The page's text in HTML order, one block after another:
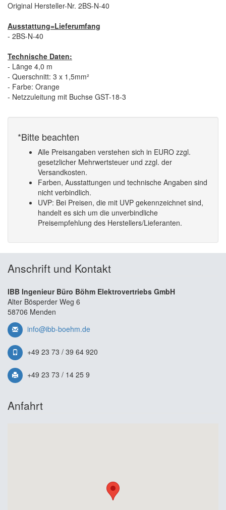
Original Hersteller-Nr. 2BS-N-40
Ausstattung=Lieferumfang
- 2BS-N-40
Technische Daten:
- Länge 4,0 m
- Querschnitt: 3 x 1,5mm²
- Farbe: Orange
- Netzzuleitung mit Buchse GST-18-3
*Bitte beachten
Alle Preisangaben verstehen sich in EURO zzgl.
gesetzlicher Mehrwertsteuer und zzgl. der
Versandkosten.
Farben, Ausstattungen und technische Angaben sind
nicht verbindlich.
UVP: Bei Preisen, die mit UVP gekennzeichnet sind,
handelt es sich um die unverbindliche
Preisempfehlung des Herstellers/Lieferanten.
Anschrift und Kontakt
IBB Ingenieur Büro Böhm Elektrovertriebs GmbH
Alter Bösperder Weg 6
58706 Menden
info@ibb-boehm.de
+49 23 73 / 39 64 920
+49 23 73 / 14 25 9
Anfahrt